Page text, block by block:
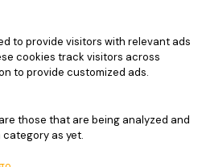
to provide visitors with relevant ads
cookies track visitors across
to provide customized ads.
those that are being analyzed and
as yet.